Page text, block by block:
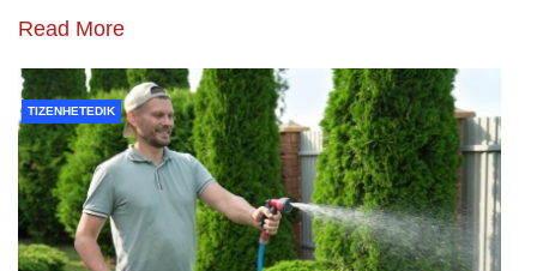
Read More
TIZENHETEDIK